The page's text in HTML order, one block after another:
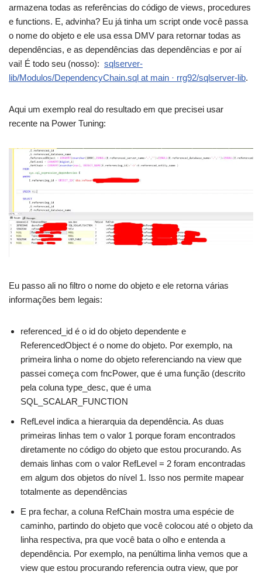
armazena todas as referências do código de views, procedures
e functions. E, advinha? Eu já tinha um script onde você passa
o nome do objeto e ele usa essa DMV para retornar todas as
dependências, e as dependências das dependências e por aí
vai! É todo seu (nosso): sqlserver-
lib/Modulos/DependencyChain.sql at main · rrg92/sqlserver-lib.
Aqui um exemplo real do resultado em que precisei usar
recente na Power Tuning:
Eu passo ali no filtro o nome do objeto e ele retorna várias
informações bem legais:
referenced_id é o id do objeto dependente e
ReferencedObject é o nome do objeto. Por exemplo, na
primeira linha o nome do objeto referenciando na view que
passei começa com fncPower, que é uma função (descrito
pela coluna type_desc, que é uma
SQL_SCALAR_FUNCTION
RefLevel indica a hierarquia da dependência. As duas
primeiras linhas tem o valor 1 porque foram encontrados
diretamente no código do objeto que estou procurando. As
demais linhas com o valor RefLevel = 2 foram encontradas
em algum dos objetos do nível 1. Isso nos permite mapear
totalmente as dependências
E pra fechar, a coluna RefChain mostra uma espécie de
caminho, partindo do objeto que você colocou até o objeto da
linha respectiva, pra que você bata o olho e entenda a
dependência. Por exemplo, na penúltima linha vemos que a
view que estou procurando referencia outra view, que por